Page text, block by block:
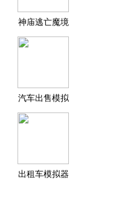
神庙逃亡魔境
仙踪
汽车出售模拟
器下载
出租车模拟器